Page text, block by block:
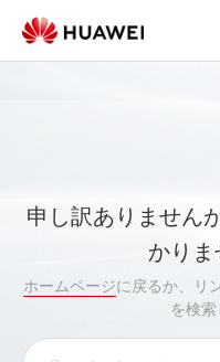
申し訳ありません
かりま
ホームページに戻るか、リ
を検索